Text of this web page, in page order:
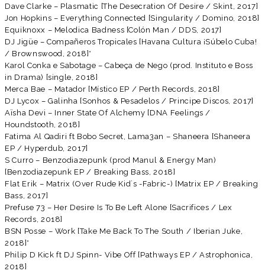
Dave Clarke – Plasmatic [The Desecration Of Desire / Skint, 2017]
Jon Hopkins – Everything Connected [Singularity / Domino, 2018]
Equiknoxx – Melodica Badness [Colón Man / DDS, 2017]
DJ Jigüe – Compañeros Tropicales [Havana Cultura ¡Súbelo Cuba!
/ Brownswood, 2018]*
Karol Conka e Sabotage – Cabeça de Nego (prod. Instituto e Boss
in Drama) [single, 2018]
Merca Bae – Matador [Místico EP / Perth Records, 2018]
DJ Lycox – Galinha [Sonhos & Pesadelos / Principe Discos, 2017]
Aïsha Devi – Inner State Of Alchemy [DNA Feelings /
Houndstooth, 2018]
Fatima Al Qadiri ft Bobo Secret, Lama3an – Shaneera [Shaneera
EP / Hyperdub, 2017]
S Curro – Benzodiazepunk (prod Manul & Energy Man)
[Benzodiazepunk EP / Breaking Bass, 2018]
Flat Erik – Matrix (Over Rude Kid´s -Fabric-) [Matrix EP / Breaking
Bass, 2017]
Prefuse 73 – Her Desire Is To Be Left Alone [Sacrifices / Lex
Records, 2018]
BSN Posse – Work [Take Me Back To The South / Iberian Juke,
2018]*
Philip D Kick ft DJ Spinn- Vibe Off [Pathways EP / Astrophonica,
2018]